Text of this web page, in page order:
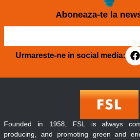
Aboneaza-te la
Urmareste-ne in social media:
Founded in 1958, FSL is always
producing, and promoting green and